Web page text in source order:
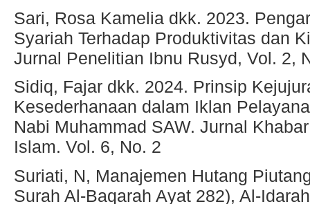
Sari, Rosa Kamelia dkk. 2023.
Syariah Terhadap Produktivitas dan
Jurnal Penelitian Ibnu Rusyd, Vol. 2,
Sidiq, Fajar dkk. 2024. Prinsip
Kesederhanaan dalam Iklan
Nabi Muhammad SAW. Jurnal
Islam. Vol. 6, No. 2
Suriati, N, Manajemen Hutang
Surah Al-Baqarah Ayat 282), Al-